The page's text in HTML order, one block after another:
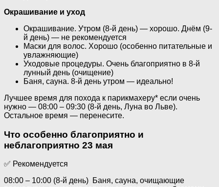
Окрашивание и уход
Окрашивание. Утром (8-й день) — хорошо. Днём (9-
й день) — не рекомендуется
Маски для волос. Хорошо (особенно питательные и
увлажняющие)
Уходовые процедуры. Очень благоприятно в 8-й
лунный день (очищение)
Баня, сауна. 8-й день утром — идеально!
Лучшее время для похода к парикмахеру* если очень
нужно — 08:00 – 09:30 (8-й день, Луна во Льве).
Остальное время — перенесите.
Что особенно благоприятно и
неблагоприятно 23 мая
✅ Рекомендуется
08:00 – 10:00 (8-й день) Баня, сауна, очищающие